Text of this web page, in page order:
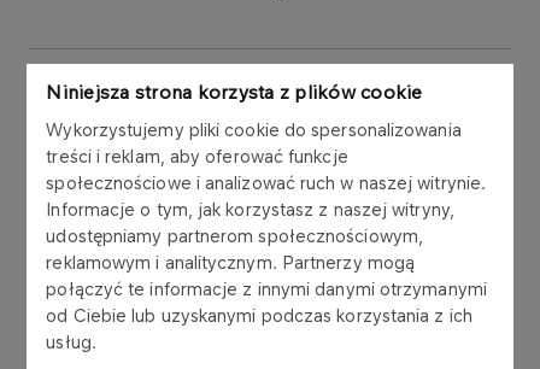
Niniejsza strona korzysta z plików cookie
Wykorzystujemy pliki cookie do spersonalizowania
treści i reklam, aby oferować funkcje
społecznościowe i analizować ruch w naszej witrynie.
Informacje o tym, jak korzystasz z naszej witryny,
udostępniamy partnerom społecznościowym,
reklamowym i analitycznym. Partnerzy mogą
połączyć te informacje z innymi danymi otrzymanymi
od Ciebie lub uzyskanymi podczas korzystania z ich
usług.
ostatnich 12 miesięcy, do 19.05.2015r., Grupa
LOTOS zawarła z ČEPRO, a.s. z siedzibą w Pradze
umowy, których łączna wartość wyniosła ok. 697
mln PLN netto i osiągnęła wartość umowy
znaczącej, przekraczając 10% kapitałów własnych
Grupy LOTOS.
19.05.2015 r. Grupa LOTOS S.A. oraz ČEPRO, a.s.